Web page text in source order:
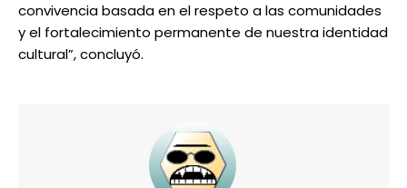
convivencia basada en el respeto a las comunidades
y el fortalecimiento permanente de nuestra identidad
cultural”, concluyó.